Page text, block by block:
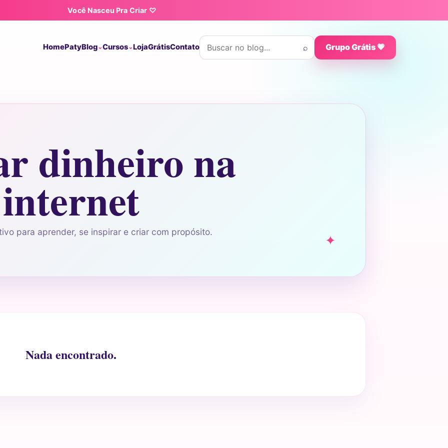
Você Nasceu Pra Criar ♡
HomePatyBlog Cursos LojaGrátisContato
Buscar por:
⌕ Grupo Grátis 💗
dinheiro na
internet
para aprender, se inspirar e criar com propósito.
Nada encontrado.